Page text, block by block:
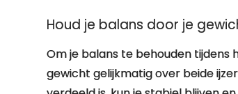
Houd je balans door je
Om je balans te behouden tijdens
gewicht gelijkmatig over beide